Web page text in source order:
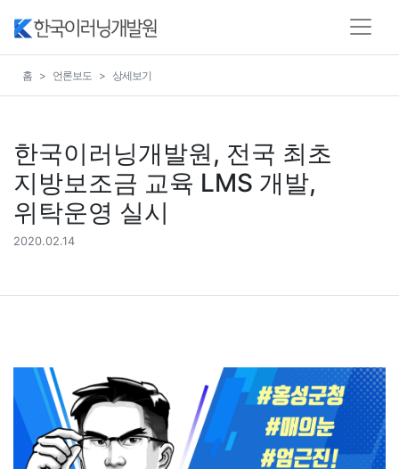
홈 언론보도 상세보기
한국이러닝개발원, 전국 최초
지방보조금 교육 LMS 개발,
위탁운영 실시
2020.02.14